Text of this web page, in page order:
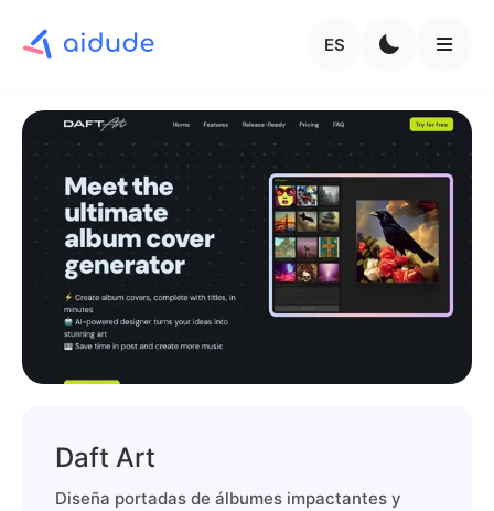
ES
Daft Art
Diseña portadas de álbumes impactantes y